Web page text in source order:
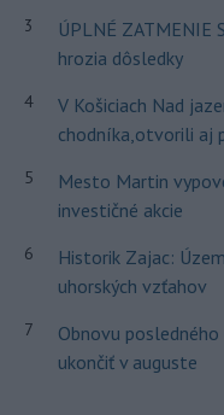
3
ÚPLNÉ ZATMENIE
hrozia dôsledky
4
V Košiciach Nad
chodníka,otvorili aj
5
Mesto Martin
investičné akcie
6
Historik Zajac:
uhorských vzťahov
7
Obnovu
ukončiť v auguste